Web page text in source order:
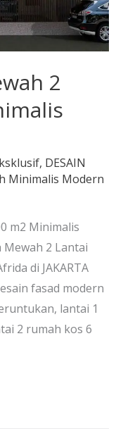
2
, DESAIN
Minimalis Modern
m2 Minimalis
Mewah 2 Lantai
di JAKARTA
fasad modern
lantai 1
2 rumah kos 6